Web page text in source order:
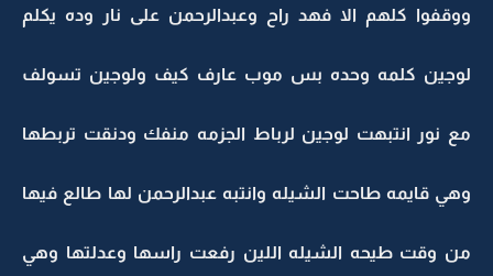
ووقفوا كلهم الا فهد راح وعبدالرحمن على نار وده يكلم
لوجين كلمه وحده بس موب عارف كيف ولوجين تسولف
مع نور انتبهت لوجين لرباط الجزمه منفك ودنقت تربطها
وهي قايمه طاحت الشيله وانتبه عبدالرحمن لها طالع فيها
من وقت طيحه الشيله اللين رفعت راسها وعدلتها وهي